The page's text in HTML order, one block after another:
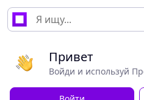
Привет
Войди и используй